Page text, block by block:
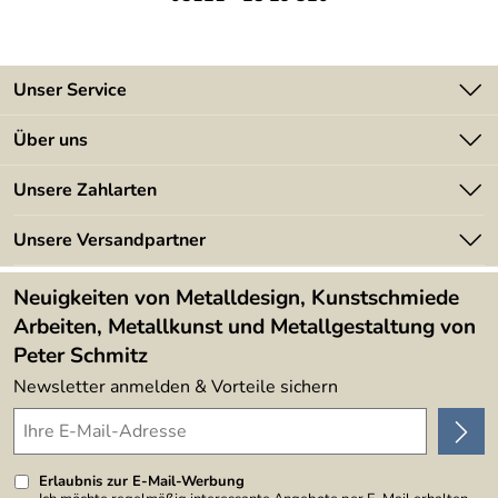
Unser Service
Kontakt
Kundeninformationen
Newsletter
Lieferbedingungen
Über uns
Angebote
Kundenbewertungen (394)
4,9/5
Unsere Zahlarten
Unsere Versandpartner
Neuigkeiten von Metalldesign, Kunstschmiede
Arbeiten, Metallkunst und Metallgestaltung von
Peter Schmitz
Newsletter anmelden & Vorteile sichern
Erlaubnis zur E-Mail-Werbung